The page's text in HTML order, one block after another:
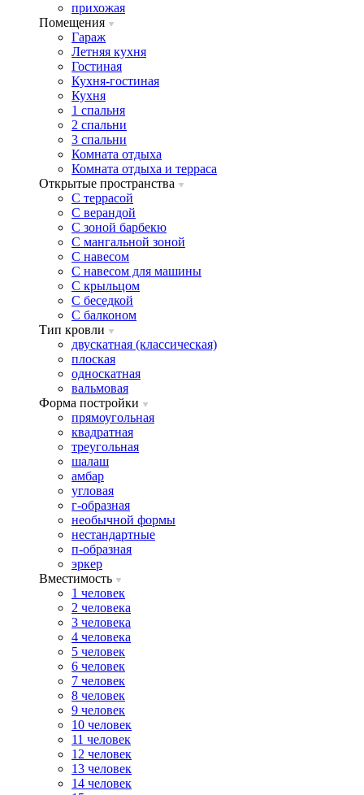
прихожая
Помещения
Гараж
Летняя кухня
Гостиная
Кухня-гостиная
Кухня
1 спальня
2 спальни
3 спальни
Комната отдыха
Комната отдыxа и терраса
Открытые пространства
C террасой
C верандой
C зоной барбекю
C мангальной зоной
C навесом
C навесом для машины
C крыльцом
C беседкой
C балконом
Тип кровли
двускатная (классическая)
плоская
односкатная
вальмовая
Форма постройки
прямоугольная
квадратная
треугольная
шалаш
амбар
угловая
г-образная
необычной формы
нестандартные
п-образная
эркер
Вместимость
1 человек
2 человека
3 человека
4 человека
5 человек
6 человек
7 человек
8 человек
9 человек
10 человек
11 человек
12 человек
13 человек
14 человек